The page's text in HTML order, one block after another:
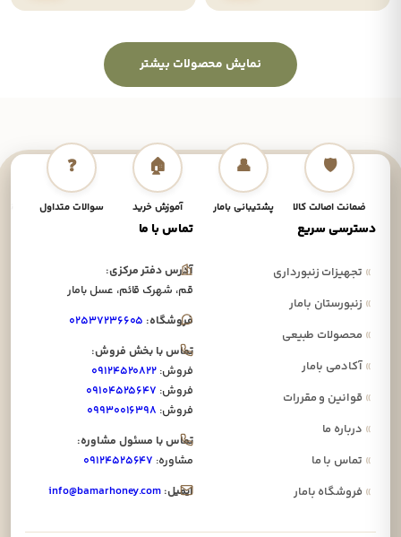
نمایش محصولات بیشتر
🛡️
ضمانت اصالت کالا
👤
پشتیبانی بامار
🏠
آموزش خرید
❓
سوالات متداول
دسترسی سریع
»تجهیزات زنبورداری
»زنبورستان بامار
»محصولات طبیعی
»آکادمی بامار
»قوانین و مقررات
»درباره ما
»تماس با ما
»فروشگاه بامار
تماس با ما
آدرس دفتر مرکزی:
قم، شهرک قائم، عسل بامار
فروشگاه: ۰۲۵۳۷۲۳۶۶۰۵
تماس با بخش فروش:
فروش: ۰۹۱۲۴۵۲۰۸۲۲
فروش: ۰۹۱۰۴۵۲۵۶۴۷
فروش: ۰۹۹۳۰۰۱۶۳۹۸
تماس با مسئول مشاوره:
مشاوره: ۰۹۱۲۴۵۲۵۶۴۷
ایمیل: info@bamarhoney.com